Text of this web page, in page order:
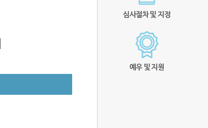
심사절차 및 지정
예우 및 지원